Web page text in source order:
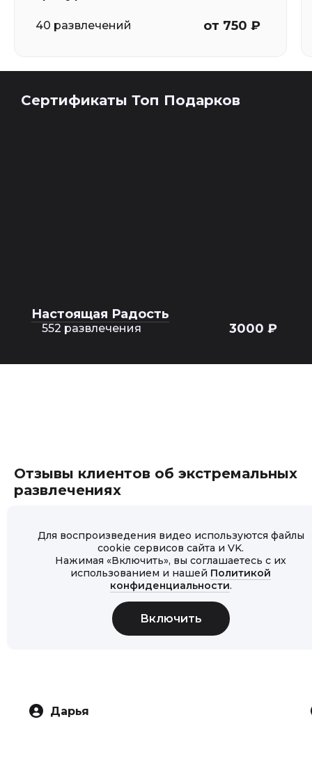
40 развлечений от 750 ₽
Сертификаты Топ Подарков
Настоящая Радость
552 развлечения 3000 ₽
Отзывы клиентов об экстремальных
развлечениях
Для воспроизведения видео используются файлы
cookie сервисов сайта и VK.
Нажимая «Включить», вы соглашаетесь с их
использованием и нашей Политикой
конфиденциальности.
Дарья